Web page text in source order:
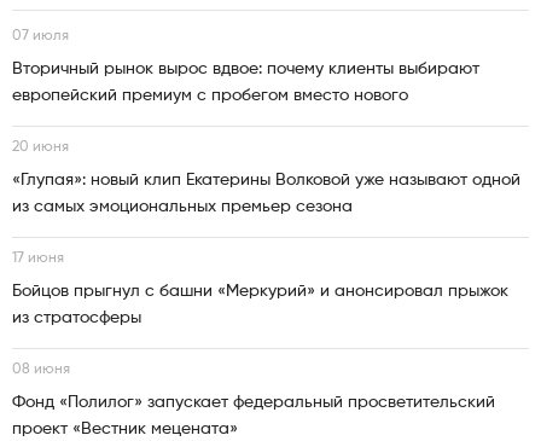
07 июля
Вторичный рынок вырос вдвое: почему клиенты выбирают
европейский премиум с пробегом вместо нового
20 июня
«Глупая»: новый клип Екатерины Волковой уже называют одной
из самых эмоциональных премьер сезона
17 июня
Бойцов прыгнул с башни «Меркурий» и анонсировал прыжок
из стратосферы
08 июня
Фонд «Полилог» запускает федеральный просветительский
проект «Вестник мецената»